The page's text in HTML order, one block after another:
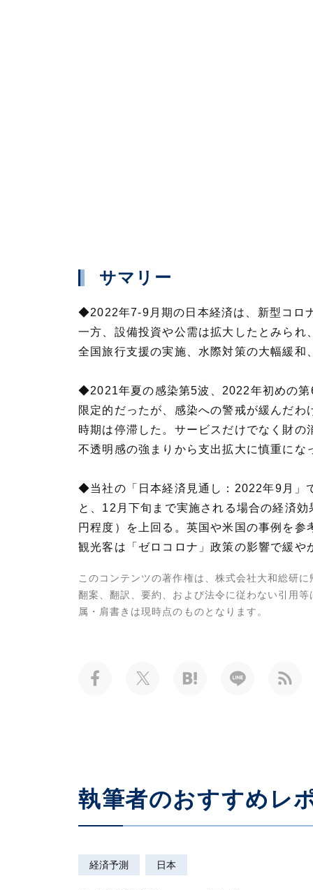
サマリー
◆2022年7-9月期の日本経済は、新型コロ
一方、設備投資や公需は拡大したとみら
全国旅行支援の実施、水際対策の大幅緩和
◆2021年夏の感染第5波、2022年初めの第
限定的だったが、感染への警戒が緩んだ
時期は停滞した。サービスだけでなく財
不透明感の強まりから支出拡大に慎重にな
◆当社の「日本経済見通し：2022年9月」
と、12月下旬まで実施される場合の経済
円程度）を上回る。英国や米国の事例を
観光客は「ゼロコロナ」政策の影響で緩や
このコンテンツの著作権は、株式会社大和総研
翻案、翻訳、要約、および法令に従わない引用
属・肩書きは現時点のものとなります。
執筆者のおすすめレ
経済予測 日本